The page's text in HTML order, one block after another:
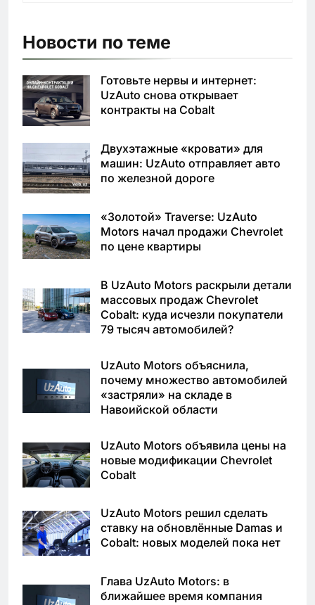
Новости по теме
Готовьте нервы и интернет:
UzAuto снова открывает
контракты на Cobalt
Двухэтажные «кровати» для
машин: UzAuto отправляет авто
по железной дороге
«Золотой» Traverse: UzAuto
Motors начал продажи Chevrolet
по цене квартиры
В UzAuto Motors раскрыли детали
массовых продаж Chevrolet
Cobalt: куда исчезли покупатели
79 тысяч автомобилей?
UzAuto Motors объяснила,
почему множество автомобилей
«застряли» на складе в
Навоийской области
UzAuto Motors объявила цены на
новые модификации Chevrolet
Cobalt
UzAuto Motors решил сделать
ставку на обновлённые Damas и
Cobalt: новых моделей пока нет
Глава UzAuto Motors: в
ближайшее время компания